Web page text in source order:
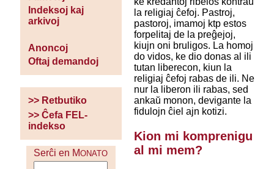
Indeksoj kaj
arkivoj
Anoncoj
Oftaj demandoj
>> Retbutiko
>> Ĉefa FEL-
indekso
Serĉi en MONATO
la religiaj ĉefoj. Pastroj,
pastoroj, imamoj ktp estos
forpelitaj de la preĝejoj,
kiujn oni bruligos. La homoj
do vidos, ke dio donas al ili
tutan liberecon, kiun la
religiaj ĉefoj rabas de ili. Ne
nur la liberon ili rabas, sed
ankaŭ monon, devigante la
fidulojn ĉiel ajn kotizi.
Kion mi komprenigu
al mi mem?